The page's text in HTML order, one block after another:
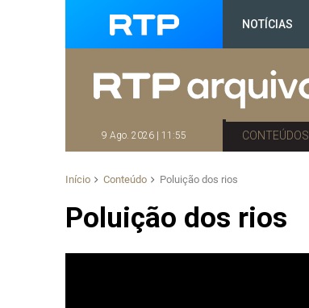
NOTÍCIAS
9 Ago. 2026 | 11:55 CONTEÚDOS
Início Conteúdo Poluição dos rios
Poluição dos rios